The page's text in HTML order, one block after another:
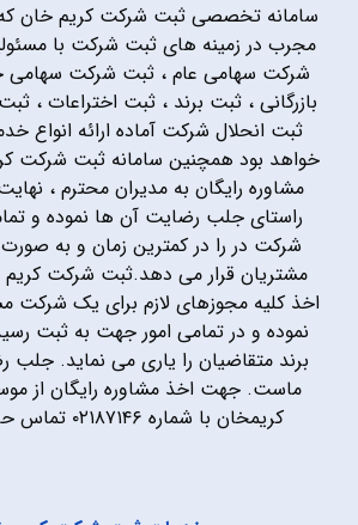
سامانه تخصصی ثبت شرکت کریم خان
مجرب در زمینه های ثبت شرکت با
شرکت سهامی عام ، ثبت شرکت سهامی
بازرگانی ، ثبت برند ، ثبت اختراعات ،
ثبت انحلال شرکت آماده ارائه انواع
خواهد بود همچنین سامانه ثبت شرکت
مشاوره رایگان به مدیران محترم ،
راستای جلب رضایت آن ها نموده و
شرکت در را در کمترین زمان و به صورت
مشتریان قرار می دهد.ثبت شرکت
اخذ کلیه مجوزهای لازم برای یک شرکت
نموده و در تمامی امور جهت به ثبت
برند متقاضیان را یاری می نماید.
ماست. جهت اخذ مشاوره رایگان از
کریمخان با شماره ۰۲۱۸۷۱۴۶ تماس حاصل فرمایید.